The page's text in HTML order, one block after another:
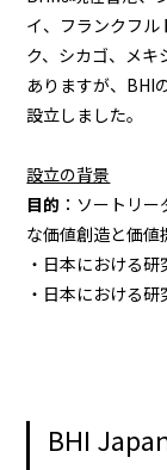
イ、フランクフル
ク、シカゴ、メキ
ありますが、BHI
設立しました。
設立の背景
目的 ：ソートリ
な価値創造と価値
・日本における
・日本における
BHI